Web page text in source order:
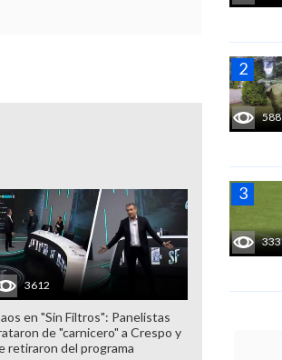
588
333
3612
en "Sin Filtros": Panelistas
de "carnicero" a Crespo y
retiraron del programa